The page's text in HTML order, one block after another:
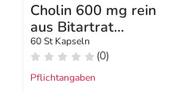
Cholin 600 mg rein
aus Bitartrat
veg.Kapseln
60 St Kapseln
(0)
Pflichtangaben